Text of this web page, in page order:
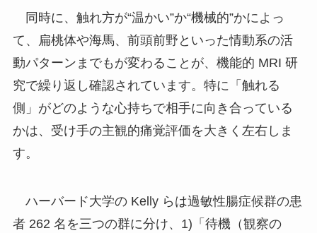
同時に、触れ方が“温かい”か“機械的”かによっ
て、扁桃体や海馬、前頭前野といった情動系の活
動パターンまでもが変わることが、機能的 MRI 研
究で繰り返し確認されています。特に「触れる
側」がどのような心持ちで相手に向き合っている
かは、受け手の主観的痛覚評価を大きく左右しま
す。
ハーバード大学の Kelly らは過敏性腸症候群の患
者 262 名を三つの群に分け、1)「待機（観察の